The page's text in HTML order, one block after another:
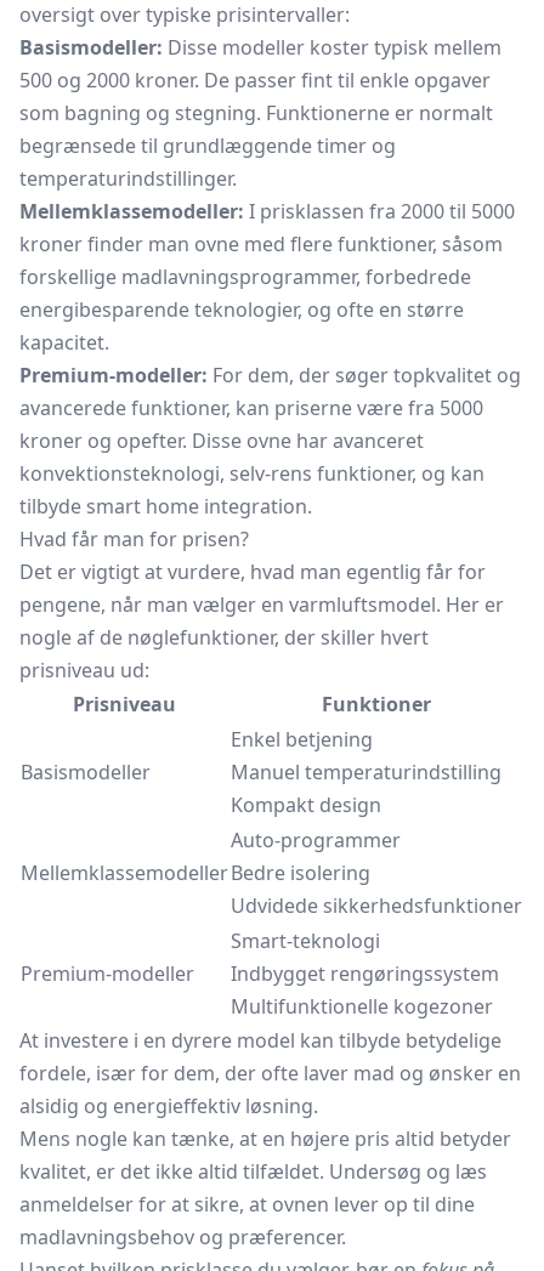
oversigt over typiske prisintervaller:
Basismodeller: Disse modeller koster typisk mellem
500 og 2000 kroner. De passer fint til enkle opgaver
som bagning og stegning. Funktionerne er normalt
begrænsede til grundlæggende timer og
temperaturindstillinger.
Mellemklassemodeller: I prisklassen fra 2000 til 5000
kroner finder man ovne med flere funktioner, såsom
forskellige madlavningsprogrammer, forbedrede
energibesparende teknologier, og ofte en større
kapacitet.
Premium-modeller: For dem, der søger topkvalitet og
avancerede funktioner, kan priserne være fra 5000
kroner og opefter. Disse ovne har avanceret
konvektionsteknologi, selv-rens funktioner, og kan
tilbyde smart home integration.
Hvad får man for prisen?
Det er vigtigt at vurdere, hvad man egentlig får for
pengene, når man vælger en varmluftsmodel. Her er
nogle af de nøglefunktioner, der skiller hvert
prisniveau ud:
Prisniveau
Funktioner
Basismodeller
Enkel betjening
Manuel temperaturindstilling
Kompakt design
Mellemklassemodeller
Auto-programmer
Bedre isolering
Udvidede sikkerhedsfunktioner
Premium-modeller
Smart-teknologi
Indbygget rengøringssystem
Multifunktionelle kogezoner
At investere i en dyrere model kan tilbyde betydelige
fordele, især for dem, der ofte laver mad og ønsker en
alsidig og energieffektiv løsning.
Mens nogle kan tænke, at en højere pris altid betyder
kvalitet, er det ikke altid tilfældet. Undersøg og læs
anmeldelser for at sikre, at ovnen lever op til dine
madlavningsbehov og præferencer.